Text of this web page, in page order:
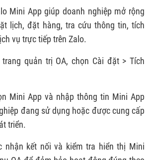
Mini App giúp doanh nghiệp mở rộng
lịch, đặt hàng, tra cứu thông tin, tích
vụ trực tiếp trên Zalo.
trang quản trị OA, chọn Cài đặt > Tích
Mini App và nhập thông tin Mini App
đang sử dụng hoặc được cung cấp
triển.
nhận kết nối và kiểm tra hiển thị Mini